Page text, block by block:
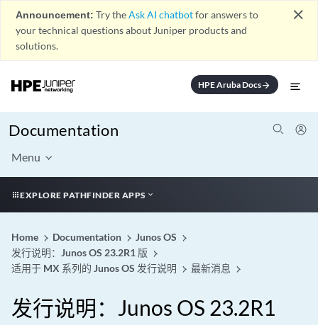
Announcement: Try theAsk AI chatbotfor answers to
your technical questions about Juniper products and
solutions.
close
HPE Aruba Docsarrow_forward
Documentation
Menu
EXPLORE PATHFINDER APPS
Home Documentation
Junos OS
发行说明：Junos OS 23.2R1 版
适用于 MX 系列的 Junos OS 发行说明
最新消息
发行说明：Junos OS 23.2R1